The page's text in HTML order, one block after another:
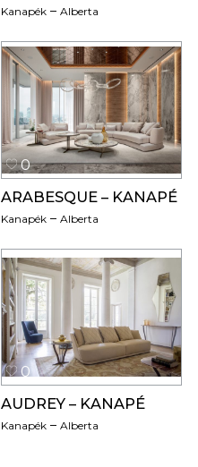
Kanapék Alberta
0
ARABESQUE – KANAPÉ
Kanapék Alberta
0
AUDREY – KANAPÉ
Kanapék Alberta